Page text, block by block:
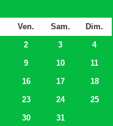
Ven. Sam.
Dim.
2 3
4
9 10
11
16 17
18
23 24
25
30 31